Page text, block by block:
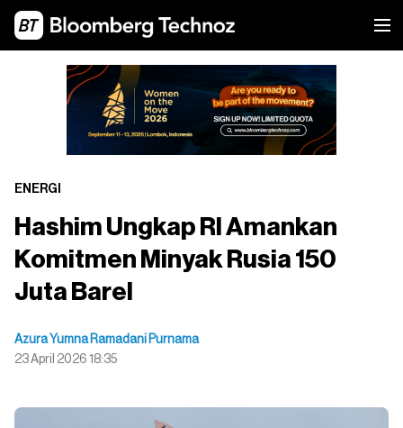
ENERGI
Hashim Ungkap RI Amankan
Komitmen Minyak Rusia 150
Juta Barel
Azura Yumna Ramadani Purnama
23 April 2026 18:35